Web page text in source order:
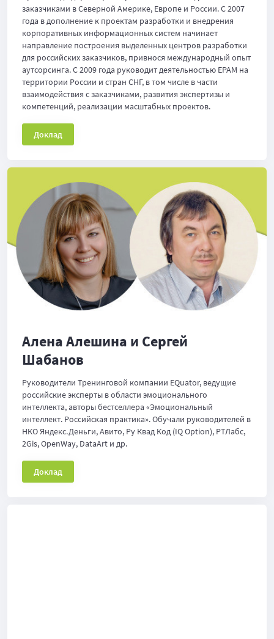
заказчиками в Северной Америке, Европе и России. С 2007
года в дополнение к проектам разработки и внедрения
корпоративных информационных систем начинает
направление построения выделенных центров разработки
для российских заказчиков, привнося международный опыт
аутсорсинга. С 2009 года руководит деятельностью EPAM на
территории России и стран СНГ, в том числе в части
взаимодействия с заказчиками, развития экспертизы и
компетенций, реализации масштабных проектов.
Доклад
Алена Алешина и Сергей
Шабанов
Руководители Тренинговой компании EQuator, ведущие
российские эксперты в области эмоционального
интеллекта, авторы бестселлера «Эмоциональный
интеллект. Российская практика». Обучали руководителей в
НКО Яндекс.Деньги, Авито, Ру Квад Код (IQ Option), РТЛабс,
2Gis, OpenWay, DataArt и др.
Доклад